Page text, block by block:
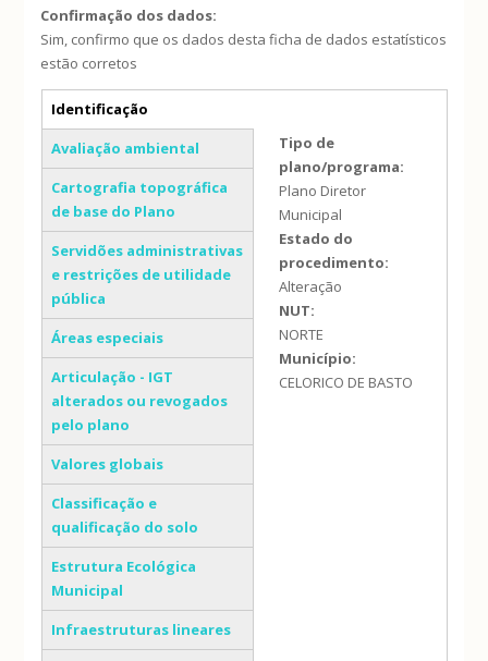
Confirmação dos dados:
Sim, confirmo que os dados desta ficha de dados estatísticos
estão corretos
Separadores verticais
Identificação
(separador ativo)
Avaliação ambiental
Cartografia topográfica
de base do Plano
Servidões administrativas
e restrições de utilidade
pública
Áreas especiais
Articulação - IGT
alterados ou revogados
pelo plano
Valores globais
Classificação e
qualificação do solo
Estrutura Ecológica
Municipal
Infraestruturas lineares
Tipo de
plano/programa:
Plano Diretor
Municipal
Estado do
procedimento:
Alteração
NUT:
NORTE
Município:
CELORICO DE BASTO